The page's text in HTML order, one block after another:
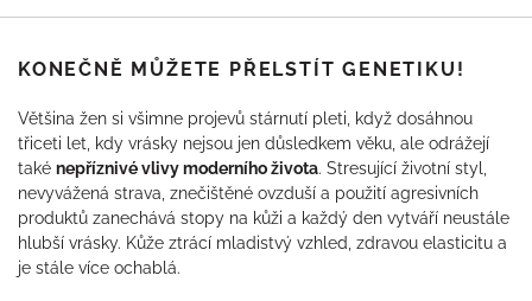
KONEČNĚ MŮŽETE PŘELSTÍT GENETIKU!
Většina žen si všimne projevů stárnutí pleti, když dosáhnou
třiceti let, kdy vrásky nejsou jen důsledkem věku, ale odrážejí
také nepříznivé vlivy moderního života. Stresující životní styl,
nevyvážená strava, znečištěné ovzduší a použití agresivních
produktů zanechává stopy na kůži a každý den vytváří neustále
hlubší vrásky. Kůže ztrácí mladistvý vzhled, zdravou elasticitu a
je stále více ochablá.